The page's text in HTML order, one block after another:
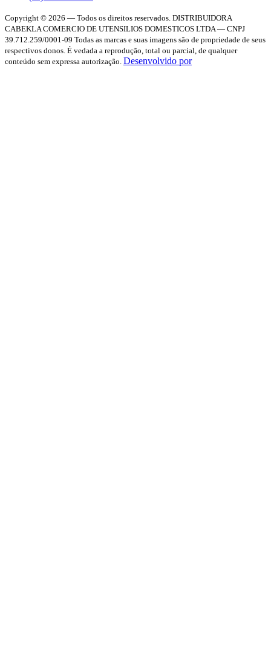
Copyright © 2026 — Todos os direitos reservados. DISTRIBUIDORA
CABEKLA COMERCIO DE UTENSILIOS DOMESTICOS LTDA — CNPJ
39.712.259/0001-09 Todas as marcas e suas imagens são de propriedade de seus
respectivos donos. É vedada a reprodução, total ou parcial, de qualquer
conteúdo sem expressa autorização. Desenvolvido por